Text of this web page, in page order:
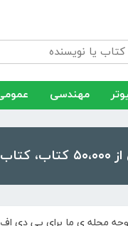
مهندسی
محله ی ما برای پی دی اف